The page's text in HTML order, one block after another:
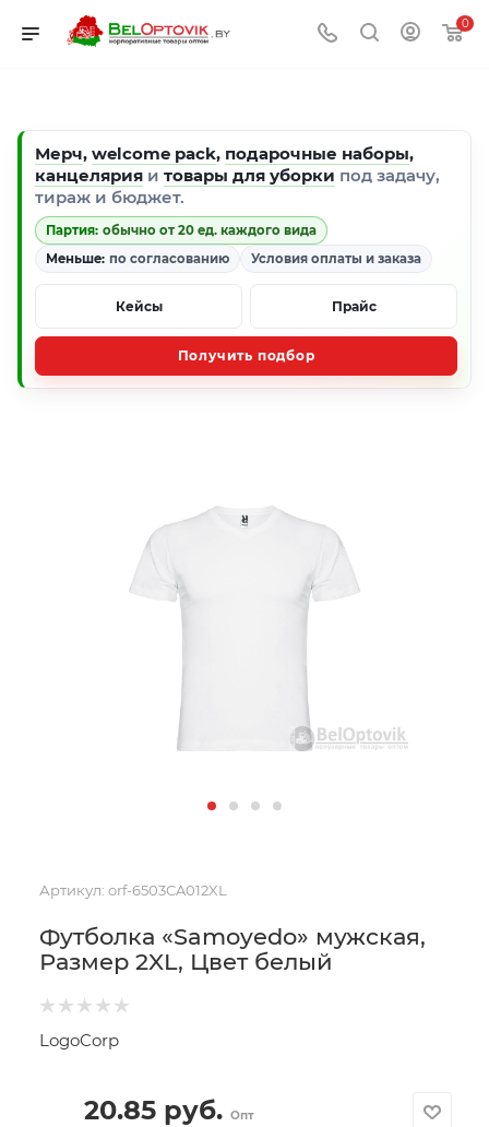
0
Мерч, welcome pack, подарочные наборы,
канцелярия и товары для уборки под задачу,
тираж и бюджет.
Партия: обычно от 20 ед. каждого вида
Меньше: по согласованию Условия оплаты и заказа
Кейсы Прайс
Получить подбор
Артикул: orf-6503CA012XL
Футболка «Samoyedo» мужская,
Размер 2XL, Цвет белый
LogoCorp
20.85руб. Опт